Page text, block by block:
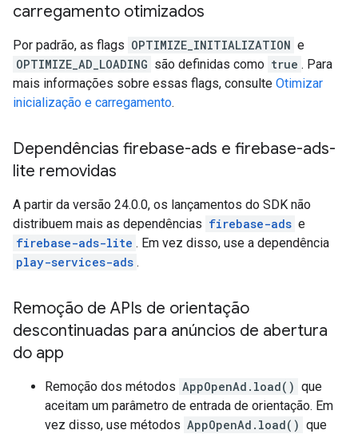
carregamento otimizados
Por padrão, as flags OPTIMIZE_INITIALIZATION e
OPTIMIZE_AD_LOADING são definidas como true . Para
mais informações sobre essas flags, consulte Otimizar
inicialização e carregamento.
Dependências firebase-ads e firebase-ads-
lite removidas
A partir da versão 24.0.0, os lançamentos do SDK não
distribuem mais as dependências firebase-ads e
firebase-ads-lite . Em vez disso, use a dependência
play-services-ads .
Remoção de APIs de orientação
descontinuadas para anúncios de abertura
do app
Remoção dos métodos AppOpenAd.load() que
aceitam um parâmetro de entrada de orientação. Em
vez disso, use métodos AppOpenAd.load() que